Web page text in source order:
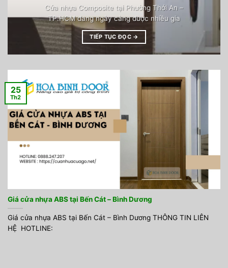
Cửa nhựa Composite tại Phường Thới An –
TP.HCM đang ngày càng được nhiều gia
TIẾP TỤC ĐỌC →
Giá cửa nhựa ABS tại Bến Cát – Bình Dương
Giá cửa nhựa ABS tại Bến Cát – Bình Dương THÔNG TIN LIÊN
HỆ HOTLINE:
25
Th2